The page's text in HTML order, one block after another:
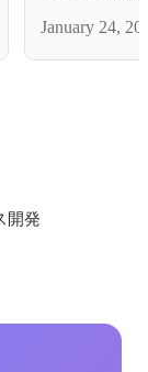
ニアとして
January 24,
開発